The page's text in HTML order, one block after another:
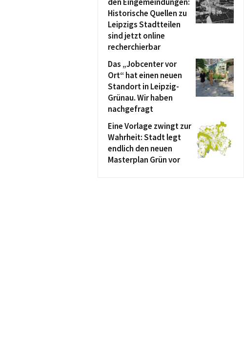
Historische Quellen zu
Leipzigs Stadtteilen
sind jetzt online
recherchierbar
Das „Jobcenter vor
Ort“ hat einen neuen
Standort in Leipzig-
Grünau. Wir haben
nachgefragt
Eine Vorlage zwingt zur
Wahrheit: Stadt legt
endlich den neuen
Masterplan Grün vor